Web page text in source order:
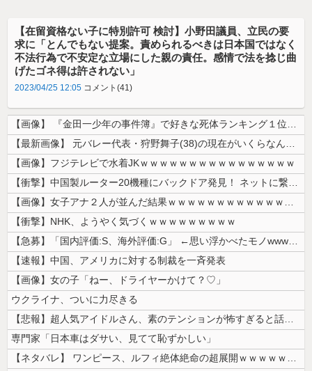
【在留資格ない子に特別許可 検討】小野田議員、立民の要
求に「とんでもない提案。責められるべきは日本国ではなく
不法行為で不安定な立場にした親の責任。感情で法を捻じ曲
げたゴネ得は許されない」
2023/04/25 12:05 コメント(41)
【画像】 『金田一少年の事件簿』で好きな死体ランキング１位がこちら！
【最新画像】 元バレー代表・狩野舞子(38)の現在がいくらなんでも即ハ...
【画像】フジテレビで水着JKｗｗｗｗｗｗｗｗｗｗｗｗｗｗｗｗ
【衝撃】中国製ルーター20機種にバックドア発見！ ネットに繋ぐだけで3...
【画像】女子アナ２人が並んだ結果ｗｗｗｗｗｗｗｗｗｗｗｗｗｗｗｗｗｗｗ...
【衝撃】NHK、ようやく気づくｗｗｗｗｗｗｗｗｗ
【急募】「国内評価:S、海外評価:G」 ←思い浮かべたモノwwwwww...
【速報】中国、アメリカに対する制裁を一斉発表
【画像】女の子「ねー、ドライヤーかけて？♡」
ウクライナ、ついに力尽きる
【悲報】超人気アイドルさん、素のテンションが怖すぎると話題に・・・
専門家「日本車はダサい、見てて恥ずかしい」
【ネタバレ】 ワンピース、ルフィ絶体絶命の超展開ｗｗｗｗｗｗｗｗｗｗｗ...